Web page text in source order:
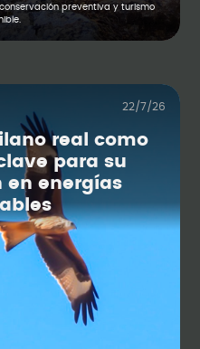
preventiva y turismo
22/7/26
real como
para su
en energías